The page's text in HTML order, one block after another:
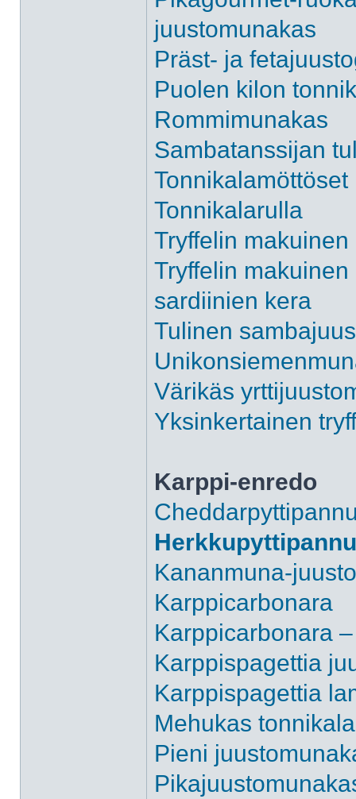
juustomunakas
Präst- ja
Puolen kilon
Rommimunakas
Sambatanssijan
Tonnikalamöttöset
Tonnikalarulla
Tryffelin
Tryffelin
sardiinien kera
Tulinen
Värikäs
Yksinkertainen
Karppi-enredo
Herkkupyttipannu
Kananmuna-
Karppicarbonara
Karppicarbonara
Karppispagettia
Karppispagettia
Mehukas
Pieni